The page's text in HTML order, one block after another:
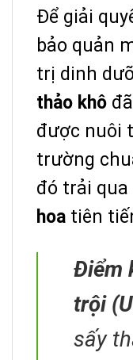
Để giải
bảo quản
trị dinh
thảo khô
được nuôi
trường
đó trải qua
hoa tiên
Điểm
trội
sấy